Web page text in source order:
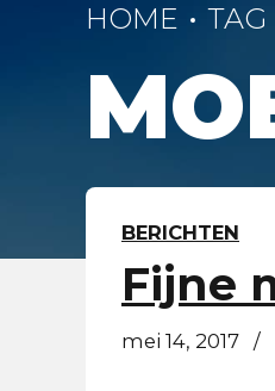
HOME TAG
BERICHTEN
Fijne
mei 14, 2017